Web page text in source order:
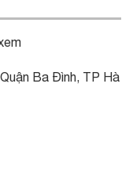
Ba Đình, TP Hà